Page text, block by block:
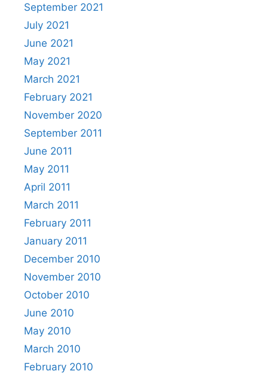
September 2021
July 2021
June 2021
May 2021
March 2021
February 2021
November 2020
September 2011
June 2011
May 2011
April 2011
March 2011
February 2011
January 2011
December 2010
November 2010
October 2010
June 2010
May 2010
March 2010
February 2010